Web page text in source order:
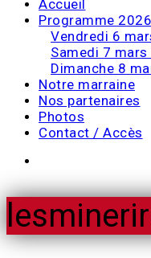
Accueil
Programme 2026
Vendredi 6
Samedi 7
Dimanche 8
Notre marraine
Nos partenaires
Photos
Contact / Accès